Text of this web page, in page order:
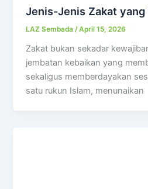
Jenis-Jenis Zakat
LAZ Sembada/April 15, 2026
Zakat bukan sekadar
jembatan kebaikan yang
sekaligus memberdayakan
satu rukun Islam, menunaikan